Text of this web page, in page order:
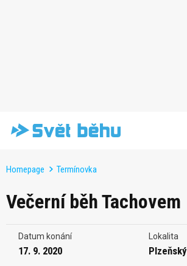
Homepage Termínovka
Večerní běh Tachovem
Datum konání
17. 9. 2020
Lokalita
Plzeňský